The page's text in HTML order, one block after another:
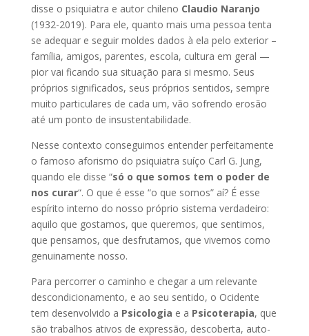
disse o psiquiatra e autor chileno Claudio Naranjo
(1932-2019). Para ele, quanto mais uma pessoa tenta
se adequar e seguir moldes dados à ela pelo exterior –
família, amigos, parentes, escola, cultura em geral —
pior vai ficando sua situação para si mesmo. Seus
próprios significados, seus próprios sentidos, sempre
muito particulares de cada um, vão sofrendo erosão
até um ponto de insustentabilidade.
Nesse contexto conseguimos entender perfeitamente
o famoso aforismo do psiquiatra suíço Carl G. Jung,
quando ele disse “só o que somos tem o poder de
nos curar“. O que é esse “o que somos” aí? É esse
espírito interno do nosso próprio sistema verdadeiro:
aquilo que gostamos, que queremos, que sentimos,
que pensamos, que desfrutamos, que vivemos como
genuinamente nosso.
Para percorrer o caminho e chegar a um relevante
descondicionamento, e ao seu sentido, o Ocidente
tem desenvolvido a Psicologia e a Psicoterapia, que
são trabalhos ativos de expressão, descoberta, auto-